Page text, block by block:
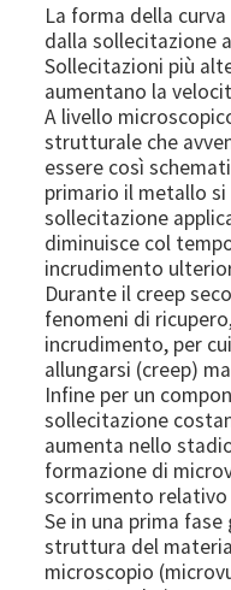
La forma della
dalla sollecitazione
Sollecitazioni più
aumentano la
A livello
strutturale che
essere così
primario il metallo
sollecitazione
diminuisce col
incrudimento
Durante il creep
fenomeni di
incrudimento, per
allungarsi (creep)
Infine per un
sollecitazione
aumenta nello
formazione di
scorrimento
Se in una prima
struttura del
microscopio